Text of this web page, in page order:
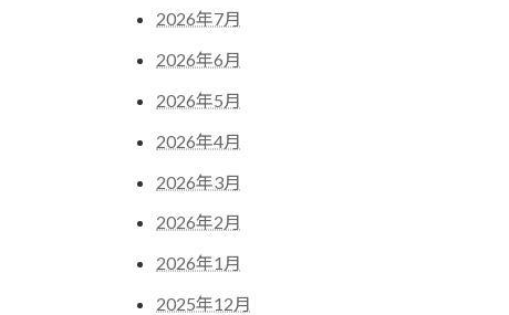
2026年7月
2026年6月
2026年5月
2026年4月
2026年3月
2026年2月
2026年1月
2025年12月